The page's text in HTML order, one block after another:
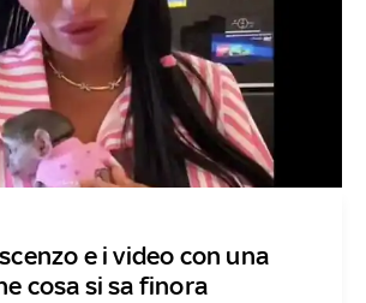
e i video con una
cosa si sa finora